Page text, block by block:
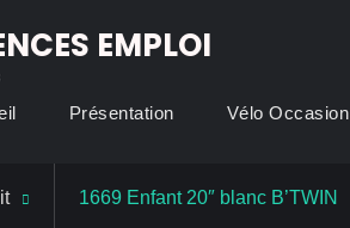
EMPLOI
Présentation Vélo Occasion
1669 Enfant 20″ blanc B’TWIN